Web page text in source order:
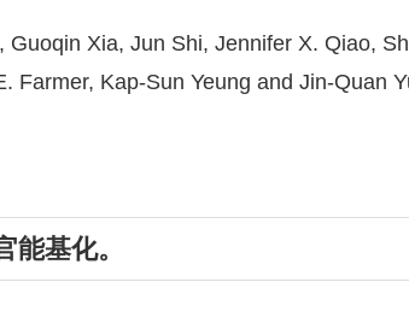
Guoqin Xia, Jun Shi, Jennifer X. Qiao,
Farmer, Kap-Sun Yeung and Jin-Quan
基化。